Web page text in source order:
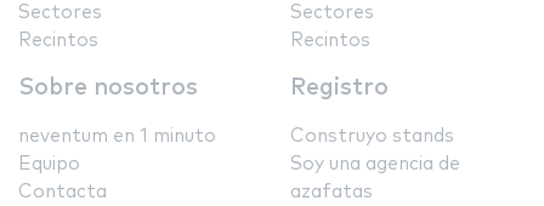
Sectores
Recintos
Sectores
Recintos
Sobre nosotros
neventum en 1 minuto
Equipo
Contacta
Registro
Construyo stands
Soy una agencia de
azafatas